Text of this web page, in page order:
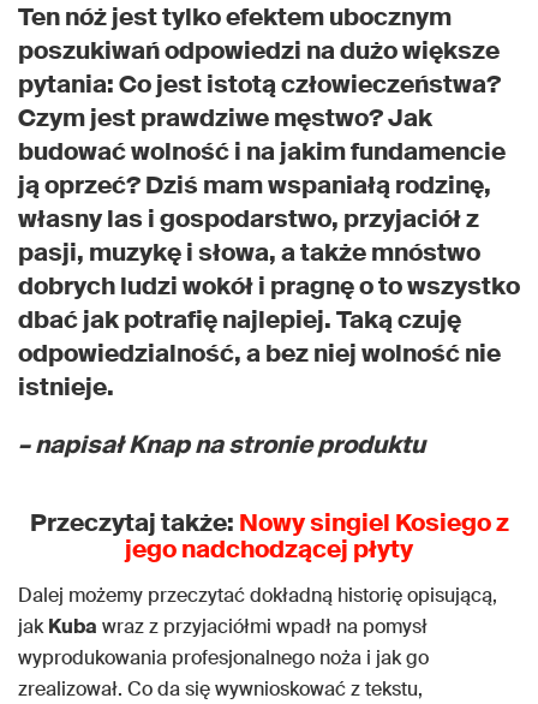
Ten nóż jest tylko efektem ubocznym
poszukiwań odpowiedzi na dużo większe
pytania: Co jest istotą człowieczeństwa?
Czym jest prawdziwe męstwo? Jak
budować wolność i na jakim fundamencie
ją oprzeć? Dziś mam wspaniałą rodzinę,
własny las i gospodarstwo, przyjaciół z
pasji, muzykę i słowa, a także mnóstwo
dobrych ludzi wokół i pragnę o to wszystko
dbać jak potrafię najlepiej. Taką czuję
odpowiedzialność, a bez niej wolność nie
istnieje.
– napisał Knap na stronie produktu
Przeczytaj także: Nowy singiel Kosiego z
jego nadchodzącej płyty
Dalej możemy przeczytać dokładną historię opisującą,
jakKuba wraz z przyjaciółmi wpadł na pomysł
wyprodukowania profesjonalnego noża i jak go
zrealizował. Co da się wywnioskować z tekstu,